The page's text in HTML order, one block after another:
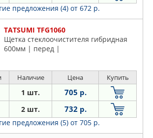
предложения (4) от 672 р.
TATSUMI TFG1060
Щетка стеклоочистителя гибридная
600мм | перед |
Наличие Цена Купить
1 шт. 705 р.
2 шт. 732 р.
предложения (5) от 705 р.